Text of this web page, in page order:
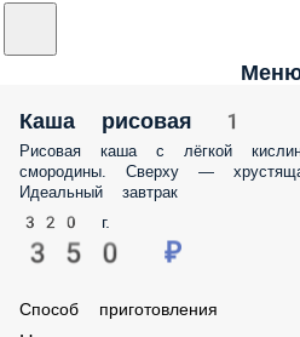
Каша рисовая 1
Рисовая каша с лёгкой
смородины. Сверху —
Идеальный завтрак
320 г.
350 ₽
Способ приготовления